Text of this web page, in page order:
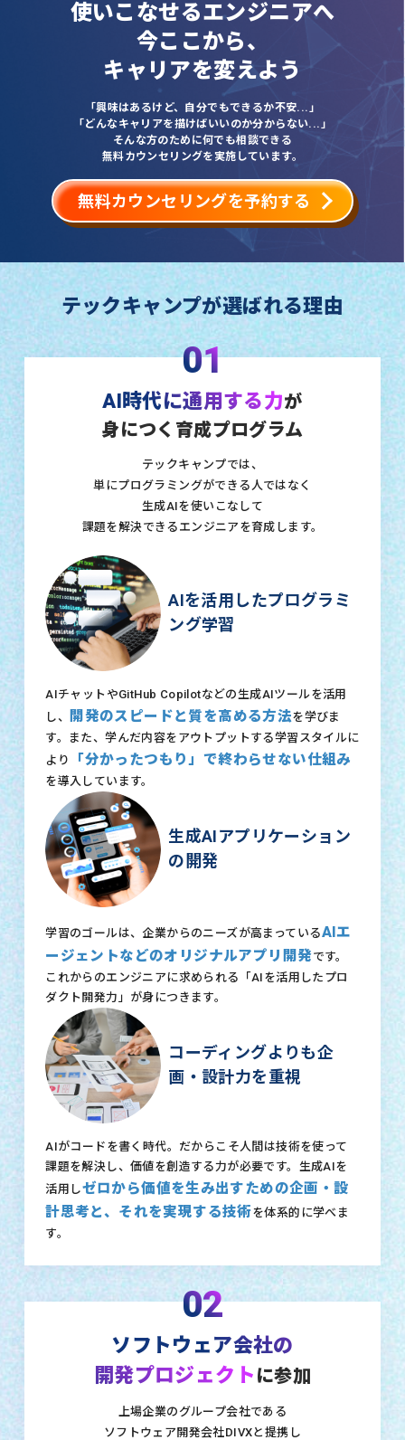
使いこなせるエンジニアへ
今ここから、
キャリアを変えよう
「興味はあるけど、自分でもできるか不安...」
「どんなキャリアを描けばいいのか分からない...」
そんな方のために何でも相談できる
無料カウンセリングを実施しています。
無料カウンセリングを予約する
テックキャンプが選ばれる理由
01
AI時代に通用する力が
身につく育成プログラム
テックキャンプでは、
単にプログラミングができる人ではなく
生成AIを使いこなして
課題を解決できるエンジニアを育成します。
AIを活用したプログラミ
ング学習
AIチャットやGitHub Copilotなどの生成AIツールを活用
し、
開発のスピードと質を高める方法を学びま
す。また、学んだ内容をアウトプットする学習スタイルに
より
「分かったつもり」で終わらせない仕組み
を導入しています。
生成AIアプリケーション
の開発
学習のゴールは、企業からのニーズが高まっているAIエ
ージェントなどのオリジナルアプリ開発です。
これからのエンジニアに求められる「AIを活用したプロ
ダクト開発力」が身につきます。
コーディングよりも企
画・設計力を重視
AIがコードを書く時代。だからこそ人間は技術を使って
課題を解決し、価値を創造する力が必要です。生成AIを
活用しゼロから価値を生み出すための企画・設
計思考と、それを実現する技術を体系的に学べま
す。
02
ソフトウェア会社の
開発プロジェクト に参加
上場企業のグループ会社である
ソフトウェア開発会社DIVXと提携し